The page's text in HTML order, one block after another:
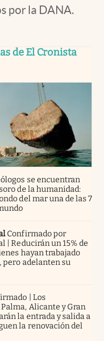
por la DANA.
de El Cronista
se encuentran
de la humanidad:
del mar una de las 7
Confirmado por
| Reducirán un 15% de
hayan trabajado
pero adelanten su
| Los
Alicante y Gran
la entrada y salida a
la renovación del